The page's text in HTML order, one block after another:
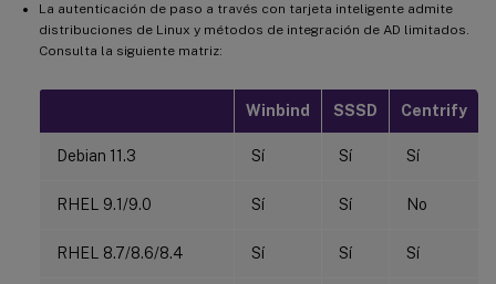
La autenticación de paso a través con tarjeta inteligente admite
distribuciones de Linux y métodos de integración de AD limitados.
Consulta la siguiente matriz:
Winbind SSSD Centrify
Debian 11.3 Sí Sí Sí
RHEL 9.1/9.0 Sí Sí No
RHEL 8.7/8.6/8.4 Sí Sí Sí